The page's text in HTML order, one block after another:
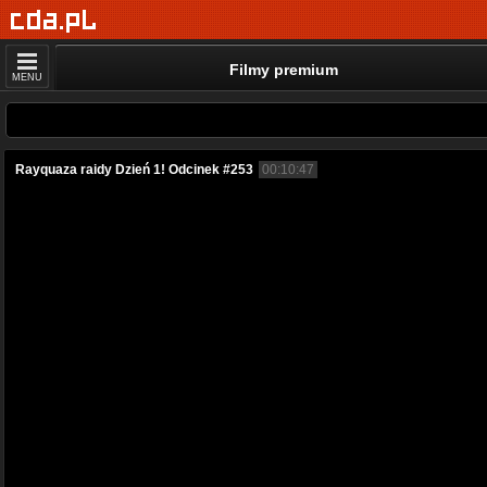
MENU Filmy premium
Rayquaza raidy Dzień 1! Odcinek #253 00:10:47